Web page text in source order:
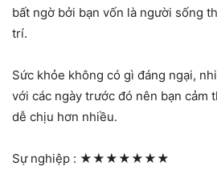
bất ngờ bởi bạn vốn là người sống
trí.
Sức khỏe không có gì đáng ngại,
với các ngày trước đó nên bạn cảm
dễ chịu hơn nhiều.
Sự nghiệp : ★★★★★★★